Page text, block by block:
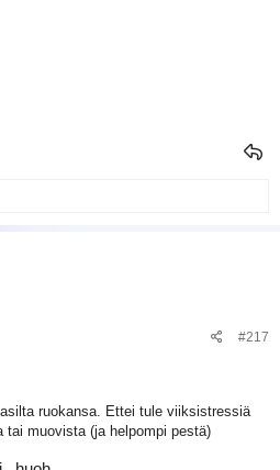
#217
ruokansa. Ettei tule viiksistressiä
muovista (ja helpompi pestä)